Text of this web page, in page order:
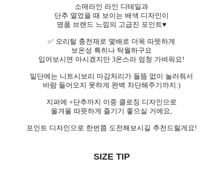
소매라인 라인 디테일과
단추 열었을 때 보이는 배색 디자인이
명품 브랜드 느낌의 고급진 포인트♥
✅ 오리털 충전재로 몇배로 더욱 따뜻하게
보온성 특히나 탁월하구요
입어보시면 아시겠지만 3온스라 엄청 가벼워요!
밑단에는 니트시보리 마감처리가 들뜸 없이 눌러줘서
바람 들어오지 못하게 완벽 차단해주기까지:)
지퍼에 +단추까지 이중 클로징 디자인으로
올겨울 따뜻하게 즐기기 좋으실 거에요,
포인트 디자인으로 한번쯤 도전해보시길 추천드릴게요!
SIZE TIP